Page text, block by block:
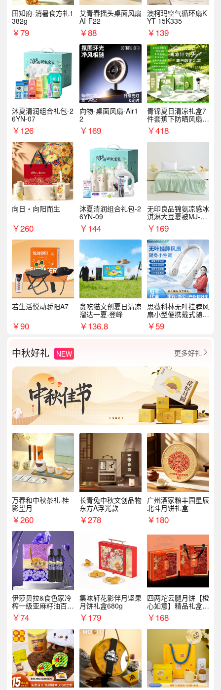
田知府-消暑食方礼1
382g
￥79
艾青春摇头桌面风扇
AI-F22
￥88
澳柯玛空气循环扇K
YT-15K335
￥139
沐夏清润组合礼包-2
6YN-07
￥126
向物-桌面风扇-Air1
2
￥169
青锦夏日清凉礼盒7
件套蕉下防晒风扇员
工福利端午伴手礼企
业定制
￥418
向日・向阳而生
￥260
沐夏清润组合礼包-2
6YN-09
￥144
无印良品锦氨凉感冰
淇淋大豆夏被MJ-B2
025-0193
￥169
若生活悦动骄阳A7
￥90
贪吃猫文创夏日清凉
溜达一夏·登峰
￥136.8
思薇科林无叶挂脖风
扇小型便携戴式随身
挂脖子降温神器
￥59
中秋好礼 NEW 更多好礼 
万春和中秋茶礼·桂
影望月
￥260
长青兔中秋文创品物
东方A浮光款
￥278
广州酒家粮丰园星辰
北斗月饼礼盒
￥180
伊莎贝拉&食色家冷
榨一级亚麻籽油百紫
千红500ml*2礼盒
￥74
集味轩花影伴月坚果
月饼礼盒680g
￥179
四两坨云腿月饼【橙
心如意】精品礼盒4
50g/盒
￥168